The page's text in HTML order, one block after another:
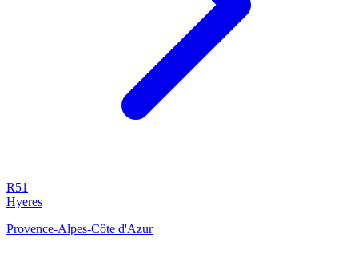
R51
Hyeres
Provence-Alpes-Côte d'Azur